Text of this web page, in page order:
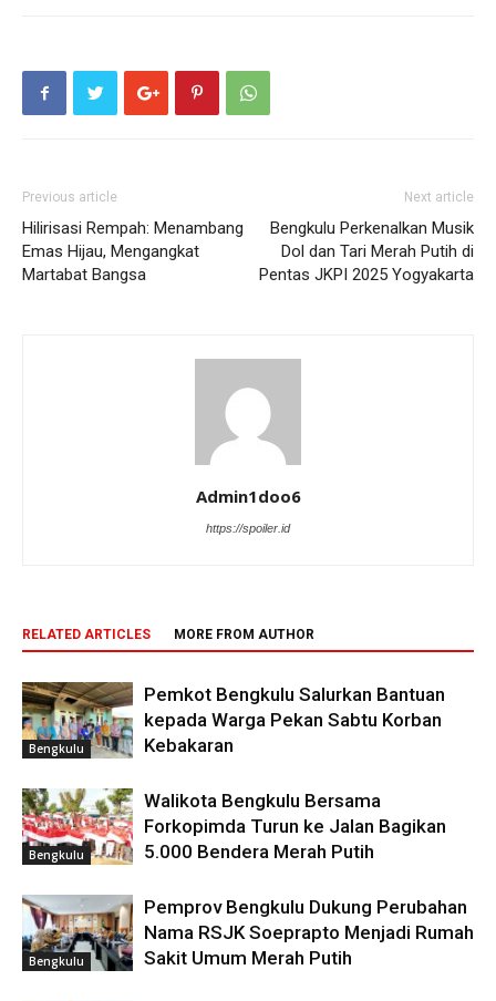
Previous article
Hilirisasi Rempah: Menambang
Emas Hijau, Mengangkat
Martabat Bangsa
Next article
Bengkulu Perkenalkan Musik
Dol dan Tari Merah Putih di
Pentas JKPI 2025 Yogyakarta
Admin1doo6
https://spoiler.id
RELATED ARTICLES MORE FROM AUTHOR
Bengkulu
Pemkot Bengkulu Salurkan Bantuan
kepada Warga Pekan Sabtu Korban
Kebakaran
Bengkulu
Walikota Bengkulu Bersama
Forkopimda Turun ke Jalan Bagikan
5.000 Bendera Merah Putih
Bengkulu
Pemprov Bengkulu Dukung Perubahan
Nama RSJK Soeprapto Menjadi Rumah
Sakit Umum Merah Putih